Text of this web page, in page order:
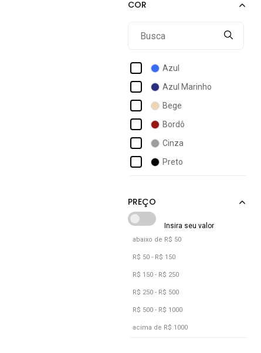
Bauarte
Azul
Azul Marinho
Bege
Bordô
Cinza
Preto
Vermelho
abaixo de R$ 50
R$ 50 - R$ 150
R$ 150 - R$ 250
R$ 250 - R$ 500
R$ 500 - R$ 1000
acima de R$ 1000